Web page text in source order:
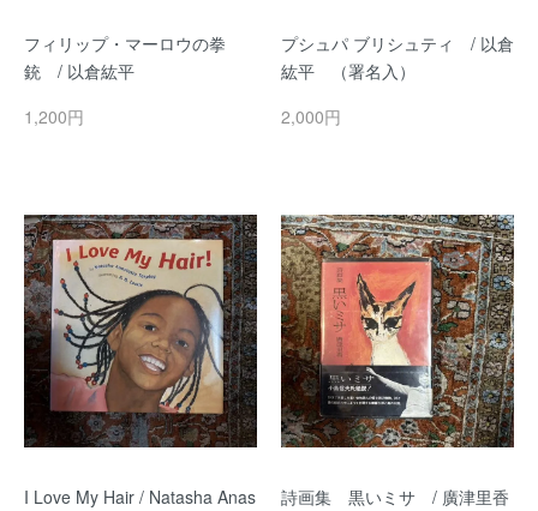
フィリップ・マーロウの拳
銃 / 以倉紘平
1,200円
プシュパ ブリシュティ / 以倉
紘平 （署名入）
2,000円
I Love My Hair / Natasha Anas
詩画集 黒いミサ / 廣津里香